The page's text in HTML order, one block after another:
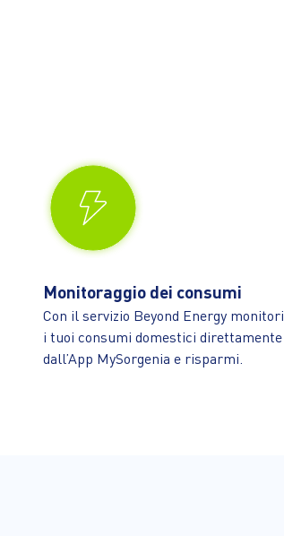
Monitoraggio dei consumi
Con il servizio Beyond Energy monitori
i tuoi consumi domestici direttamente
dall’App MySorgenia e risparmi.